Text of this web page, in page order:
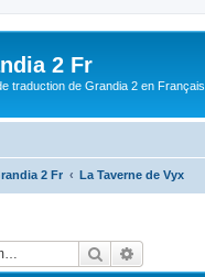
2 Fr
traduction de Grandia 2 en Français
2 Fr La Taverne de Vyx
Rechercher